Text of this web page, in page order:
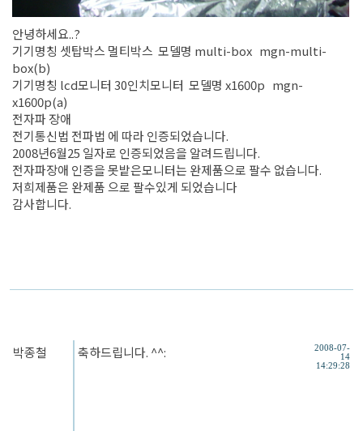
안녕하세요..?
기기명칭 셋탑박스 멀티박스 모델명 multi-box mgn-multi-
box(b)
기기명칭 lcd모니터 30인치모니터 모델명 x1600p mgn-
x1600p(a)
전자파 장애
전기통신법 전파법 에 따라 인증되었습니다.
2008년6월25 일자로 인증되었음을 알려드립니다.
전자파장애 인증을 못밭은모니터는 완제품으로 팔수 없습니다.
저희제품은 완제품 으로 팔수있게 되었습니다
감사합니다.
박종철 축하드립니다. ^^:
2008-07-
14
14:29:28